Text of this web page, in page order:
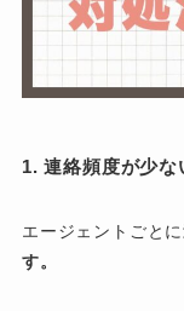
1. 連絡頻度が少
エージェントごとに
す。